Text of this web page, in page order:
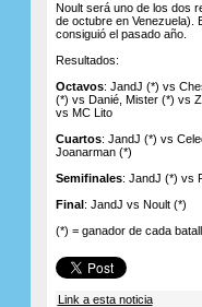
Noult será uno de los dos
de octubre en Venezuela).
consiguió el pasado año.
Resultados:
Octavos: JandJ (*) vs
(*) vs Danié, Mister (*) vs
vs MC Lito
Cuartos: JandJ (*) vs
Joanarman (*)
Semifinales: JandJ (*) vs
Final: JandJ vs Noult (*)
(*) = ganador de cada
Link a esta noticia